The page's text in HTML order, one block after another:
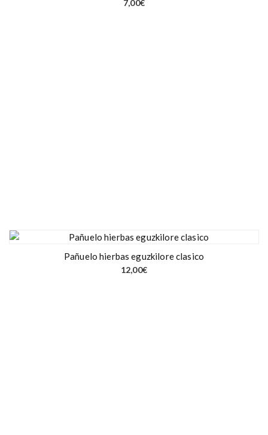
7,00€
Pañuelo hierbas eguzkilore clasico
12,00€